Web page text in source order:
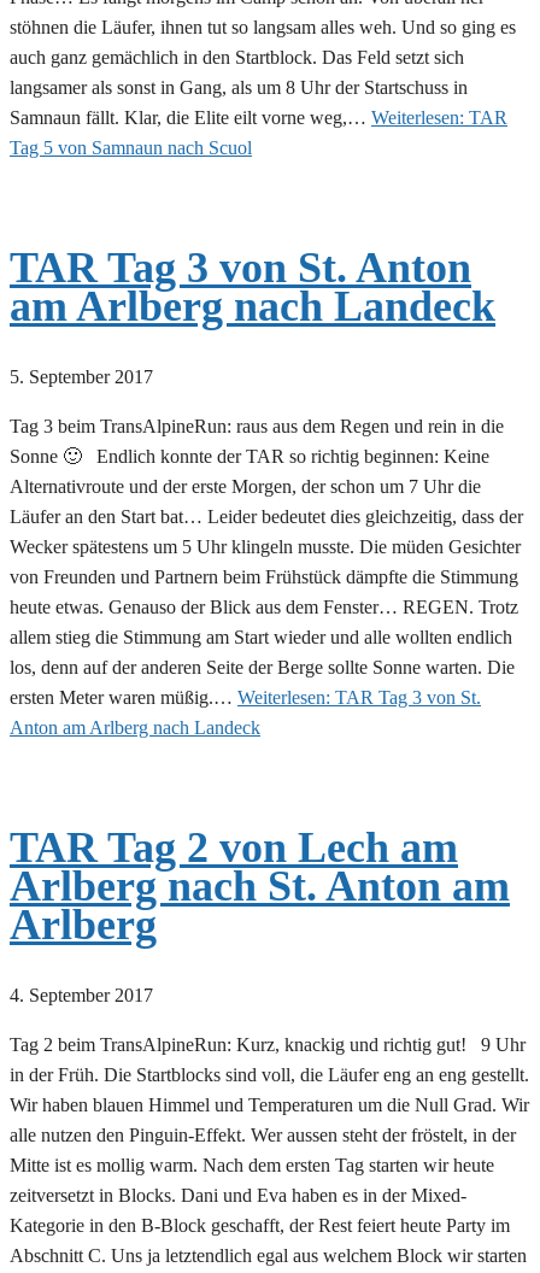
stöhnen die Läufer, ihnen tut so langsam alles weh. Und so ging es
auch ganz gemächlich in den Startblock. Das Feld setzt sich
langsamer als sonst in Gang, als um 8 Uhr der Startschuss in
Samnaun fällt. Klar, die Elite eilt vorne weg,… Weiterlesen: TAR
Tag 5 von Samnaun nach Scuol
TAR Tag 3 von St. Anton
am Arlberg nach Landeck
5. September 2017
Tag 3 beim TransAlpineRun: raus aus dem Regen und rein in die
Sonne 🙂 Endlich konnte der TAR so richtig beginnen: Keine
Alternativroute und der erste Morgen, der schon um 7 Uhr die
Läufer an den Start bat… Leider bedeutet dies gleichzeitig, dass der
Wecker spätestens um 5 Uhr klingeln musste. Die müden Gesichter
von Freunden und Partnern beim Frühstück dämpfte die Stimmung
heute etwas. Genauso der Blick aus dem Fenster… REGEN. Trotz
allem stieg die Stimmung am Start wieder und alle wollten endlich
los, denn auf der anderen Seite der Berge sollte Sonne warten. Die
ersten Meter waren müßig.… Weiterlesen: TAR Tag 3 von St.
Anton am Arlberg nach Landeck
TAR Tag 2 von Lech am
Arlberg nach St. Anton am
Arlberg
4. September 2017
Tag 2 beim TransAlpineRun: Kurz, knackig und richtig gut! 9 Uhr
in der Früh. Die Startblocks sind voll, die Läufer eng an eng gestellt.
Wir haben blauen Himmel und Temperaturen um die Null Grad. Wir
alle nutzen den Pinguin-Effekt. Wer aussen steht der fröstelt, in der
Mitte ist es mollig warm. Nach dem ersten Tag starten wir heute
zeitversetzt in Blocks. Dani und Eva haben es in der Mixed-
Kategorie in den B-Block geschafft, der Rest feiert heute Party im
Abschnitt C. Uns ja letztendlich egal aus welchem Block wir starten